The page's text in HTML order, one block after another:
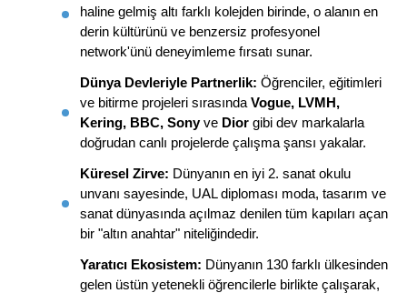
haline gelmiş altı farklı kolejden birinde, o alanın en
derin kültürünü ve benzersiz profesyonel
network'ünü deneyimleme fırsatı sunar.
Dünya Devleriyle Partnerlik: Öğrenciler, eğitimleri
ve bitirme projeleri sırasında Vogue, LVMH,
Kering, BBC, Sony ve Dior gibi dev markalarla
doğrudan canlı projelerde çalışma şansı yakalar.
Küresel Zirve: Dünyanın en iyi 2. sanat okulu
unvanı sayesinde, UAL diploması moda, tasarım ve
sanat dünyasında açılmaz denilen tüm kapıları açan
bir "altın anahtar" niteliğindedir.
Yaratıcı Ekosistem: Dünyanın 130 farklı ülkesinden
gelen üstün yetenekli öğrencilerle birlikte çalışarak,